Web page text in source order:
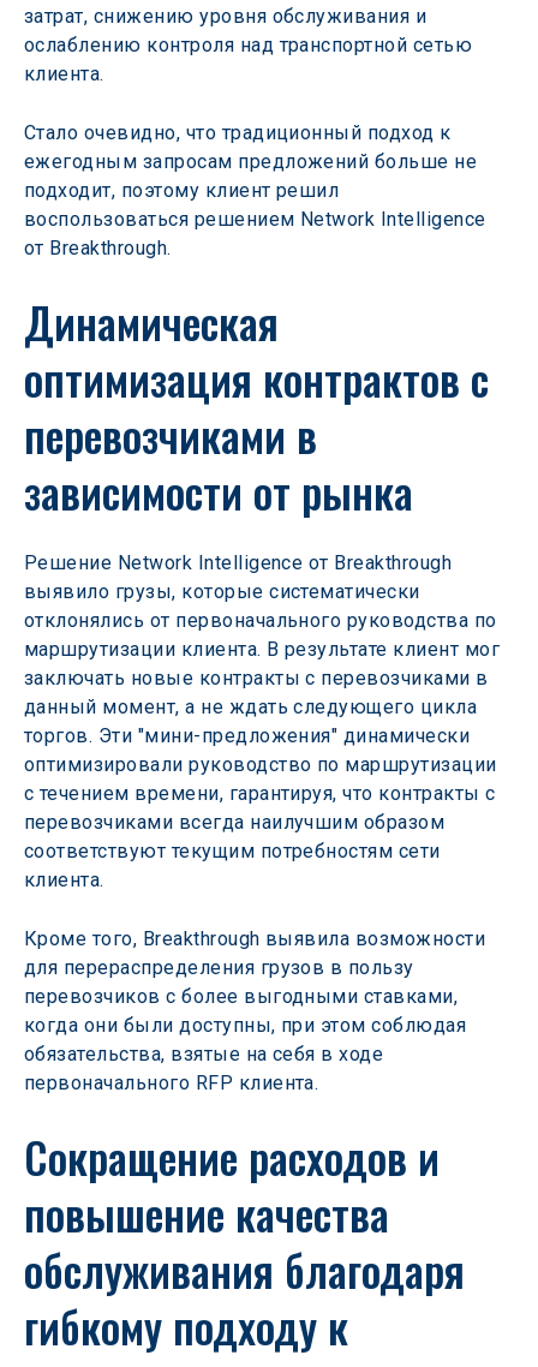
затрат, снижению уровня обслуживания и
ослаблению контроля над транспортной сетью
клиента.
Стало очевидно, что традиционный подход к
ежегодным запросам предложений больше не
подходит, поэтому клиент решил
воспользоваться решением Network Intelligence
от Breakthrough.
Динамическая
оптимизация контрактов с
перевозчиками в
зависимости от рынка
Решение Network Intelligence от Breakthrough
выявило грузы, которые систематически
отклонялись от первоначального руководства по
маршрутизации клиента. В результате клиент мог
заключать новые контракты с перевозчиками в
данный момент, а не ждать следующего цикла
торгов. Эти "мини-предложения" динамически
оптимизировали руководство по маршрутизации
с течением времени, гарантируя, что контракты с
перевозчиками всегда наилучшим образом
соответствуют текущим потребностям сети
клиента.
Кроме того, Breakthrough выявила возможности
для перераспределения грузов в пользу
перевозчиков с более выгодными ставками,
когда они были доступны, при этом соблюдая
обязательства, взятые на себя в ходе
первоначального RFP клиента.
Сокращение расходов и
повышение качества
обслуживания благодаря
гибкому подходу к